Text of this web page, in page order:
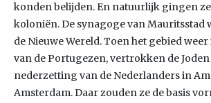
konden belijden. En natuurlijk gingen
koloniën. De synagoge van Mauritsstad
de Nieuwe Wereld. Toen het gebied
van de Portugezen, vertrokken de
nederzetting van de Nederlanders in
Amsterdam. Daar zouden ze de basis